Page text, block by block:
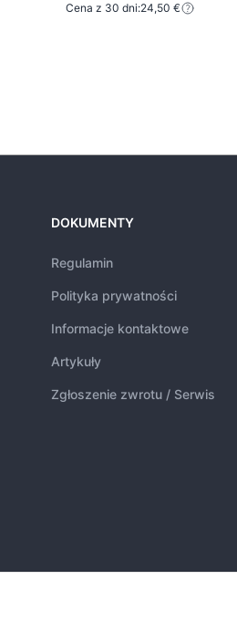
Cena z 30 dni:24,50 €
DOKUMENTY
Regulamin
Polityka prywatności
Informacje kontaktowe
Artykuły
Zgłoszenie zwrotu / Serwis